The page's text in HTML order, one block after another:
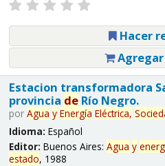
Hacer
Estacion transformadora
provincia deRío Negro.
por Agua y Energía Eléctrica,
Idioma: Español
Editor: Buenos Aires: Agua y
estado, 1988